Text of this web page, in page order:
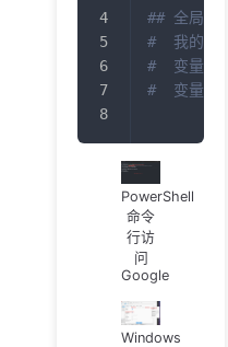
## 全局永
#  我的电
#  变量名
#  变量
PowerShell
命令
行访
问
Google
Windows